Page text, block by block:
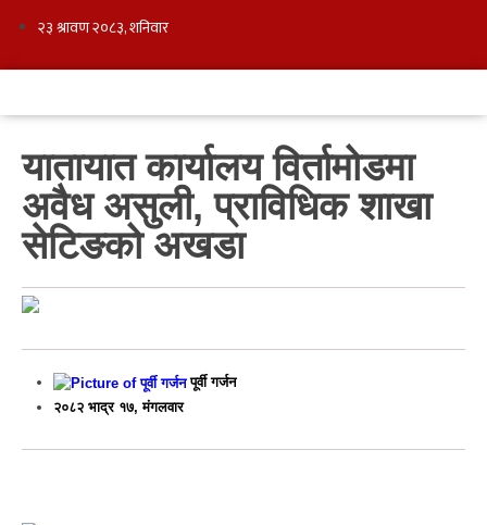
यातायात कार्यालय विर्तामोडमा
अवैध असुली, प्राविधिक शाखा
सेटिङको अखडा
पूर्वी गर्जन
२०८२ भाद्र १७, मंगलवार